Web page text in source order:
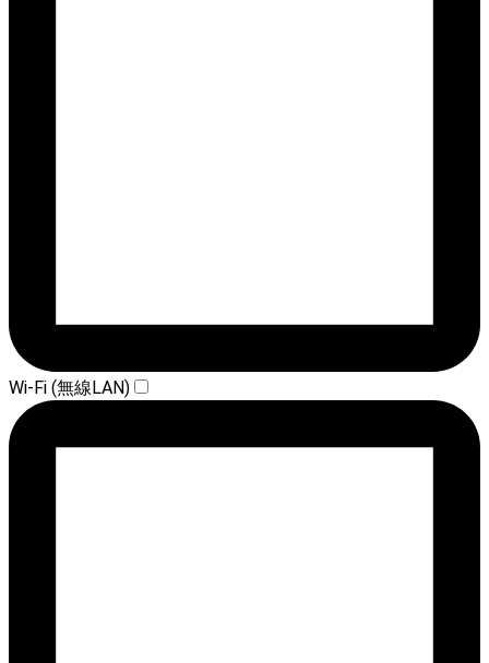
Wi-Fi (無線LAN)